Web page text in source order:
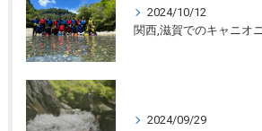
2024/10/12
2024/09/29